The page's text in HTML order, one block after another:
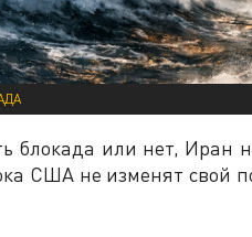
блокада или нет, Иран
США не изменят свой